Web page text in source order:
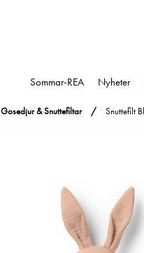
Sommar-REA Nyheter
Gosedjur & Snuttefiltar Snuttefilt